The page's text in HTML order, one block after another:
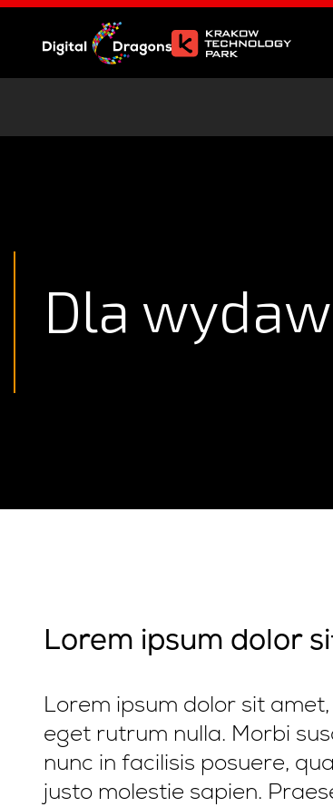
Dla
Lorem ipsum dolor
Lorem ipsum dolor sit
eget rutrum nulla. Morbi
nunc in facilisis posuere,
justo molestie sapien.